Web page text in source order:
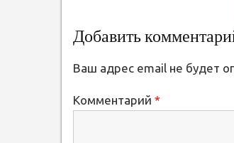
Добавить
Ваш адрес email не будет
Комментарий *